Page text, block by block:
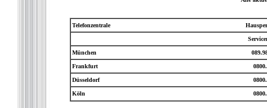
Telefonzentrale
München
Frankfurt
Düsseldorf
Köln